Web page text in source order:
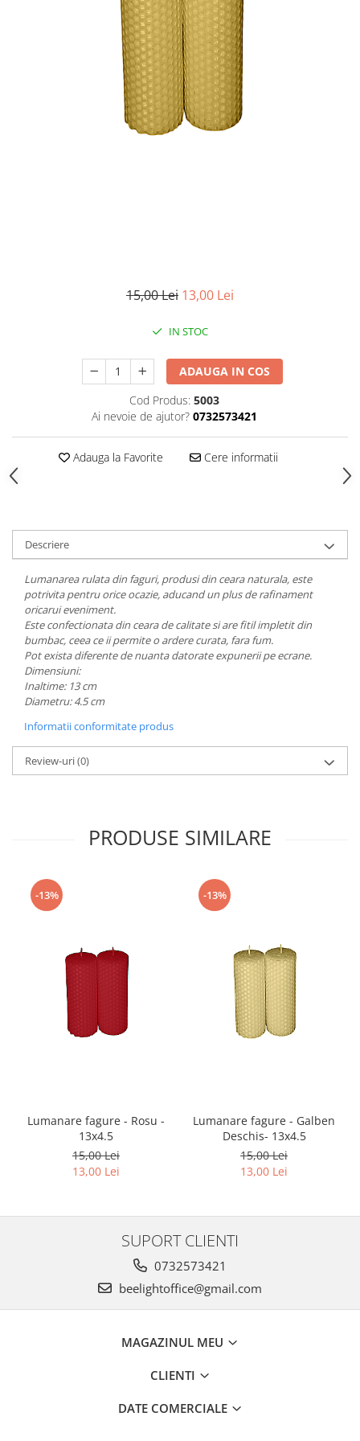
15,00 Lei 13,00 Lei
IN STOC
ADAUGA IN COS
Cod Produs: 5003
Ai nevoie de ajutor? 0732573421
Adauga la Favorite Cere informatii
Descriere
Lumanarea rulata din faguri, produsi din ceara naturala, este
potrivita pentru orice ocazie, aducand un plus de rafinament
oricarui eveniment.
Este confectionata din ceara de calitate si are fitil impletit din
bumbac, ceea ce ii permite o ardere curata, fara fum.
Pot exista diferente de nuanta datorate expunerii pe ecrane.
Dimensiuni:
Inaltime: 13 cm
Diametru: 4.5 cm
Informatii conformitate produs
Review-uri(0)
PRODUSE SIMILARE
-13%
Lumanare fagure - Rosu -
13x4.5
15,00 Lei
13,00 Lei
-13%
Lumanare fagure - Galben
Deschis- 13x4.5
15,00 Lei
13,00 Lei
SUPORT CLIENTI
0732573421
beelightoffice@gmail.com
MAGAZINUL MEU
CLIENTI
DATE COMERCIALE